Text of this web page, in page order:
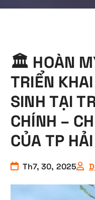
🏛 HOÀN
TRIỂN
SINH TẠI
CHÍNH –
CỦA TP
Th7, 30, 2025